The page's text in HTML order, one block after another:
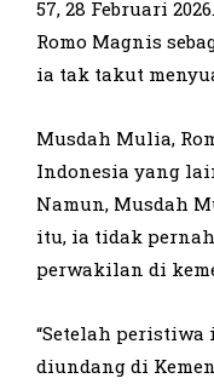
57, 28 Februari
Romo Magnis
ia tak takut
Musdah Mulia,
Indonesia yang
Namun, Musdah
itu, ia tidak
perwakilan di
“Setelah
diundang di